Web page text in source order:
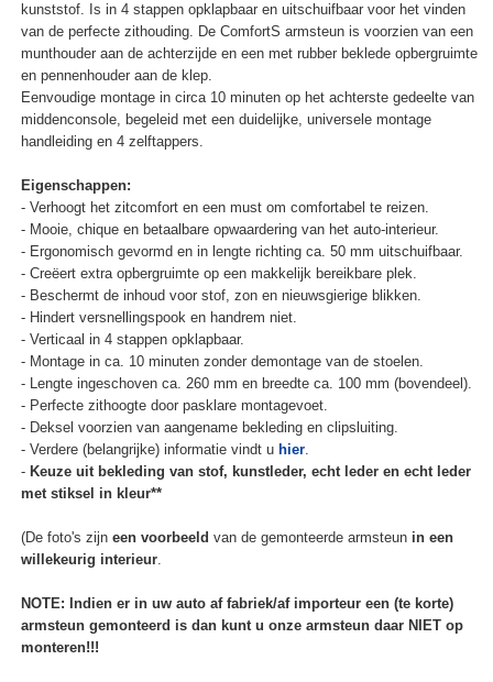
kunststof. Is in 4 stappen opklapbaar en uitschuifbaar voor het vinden
van de perfecte zithouding. De ComfortS armsteun is voorzien van een
munthouder aan de achterzijde en een met rubber beklede opbergruimte
en pennenhouder aan de klep.
Eenvoudige montage in circa 10 minuten op het achterste gedeelte van
middenconsole, begeleid met een duidelijke, universele montage
handleiding en 4 zelftappers.
Eigenschappen:
- Verhoogt het zitcomfort en een must om comfortabel te reizen.
- Mooie, chique en betaalbare opwaardering van het auto-interieur.
- Ergonomisch gevormd en in lengte richting ca. 50 mm uitschuifbaar.
- Creëert extra opbergruimte op een makkelijk bereikbare plek.
- Beschermt de inhoud voor stof, zon en nieuwsgierige blikken.
- Hindert versnellingspook en handrem niet.
- Verticaal in 4 stappen opklapbaar.
- Montage in ca. 10 minuten zonder demontage van de stoelen.
- Lengte ingeschoven ca. 260 mm en breedte ca. 100 mm (bovendeel).
- Perfecte zithoogte door pasklare montagevoet.
- Deksel voorzien van aangename bekleding en clipsluiting.
- Verdere (belangrijke) informatie vindt u hier.
- Keuze uit bekleding van stof, kunstleder, echt leder en echt leder
met stiksel in kleur**
(De foto's zijn een voorbeeld van de gemonteerde armsteun in een
willekeurig interieur.
NOTE: Indien er in uw auto af fabriek/af importeur een (te korte)
armsteun gemonteerd is dan kunt u onze armsteun daar NIET op
monteren!!!